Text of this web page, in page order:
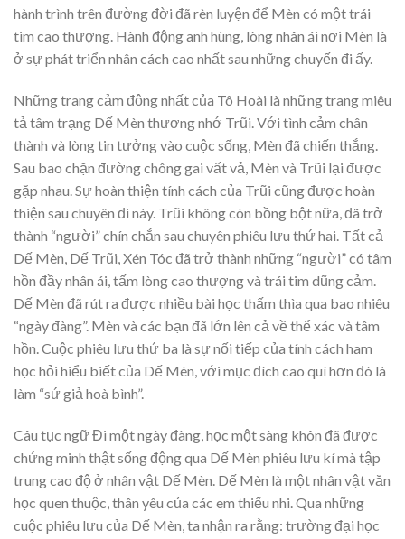
hành trình trên đường đời đã rèn luyện để Mèn có một trái
tim cao thượng. Hành động anh hùng, lòng nhân ái nơi Mèn là
ở sự phát triển nhân cách cao nhất sau những chuyến đi ấy.
Những trang cảm động nhất của Tô Hoài là những trang miêu
tả tâm trạng Dế Mèn thương nhớ Trũi. Với tình cảm chân
thành và lòng tin tưởng vào cuộc sống, Mèn đã chiến thắng.
Sau bao chặn đường chông gai vất vả, Mèn và Trũi lại được
gặp nhau. Sự hoàn thiện tính cách của Trũi cũng được hoàn
thiện sau chuyên đi này. Trũi không còn bồng bột nữa, đã trở
thành “người” chín chắn sau chuyên phiêu lưu thứ hai. Tất cả
Dế Mèn, Dế Trũi, Xén Tóc đã trở thành những “người” có tâm
hồn đầy nhân ái, tấm lòng cao thượng và trái tim dũng cảm.
Dế Mèn đã rút ra được nhiều bài học thấm thìa qua bao nhiêu
“ngày đàng”. Mèn và các bạn đã lớn lên cả về thể xác và tâm
hồn. Cuộc phiêu lưu thứ ba là sự nối tiếp của tính cách ham
học hỏi hiểu biết của Dế Mèn, với mục đích cao quí hơn đó là
làm “sứ giả hoà bình”.
Câu tục ngữ Đi một ngày đàng, học một sàng khôn đã được
chứng minh thật sống động qua Dế Mèn phiêu lưu kí mà tập
trung cao độ ở nhân vật Dế Mèn. Dế Mèn là một nhân vật văn
học quen thuộc, thân yêu của các em thiếu nhi. Qua những
cuộc phiêu lưu của Dế Mèn, ta nhận ra rằng: trường đại học